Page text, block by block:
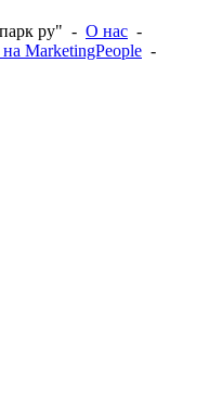
ру" - О нас -
MarketingPeople -